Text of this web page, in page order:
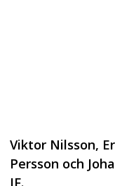
Viktor Nilsson,
Persson och